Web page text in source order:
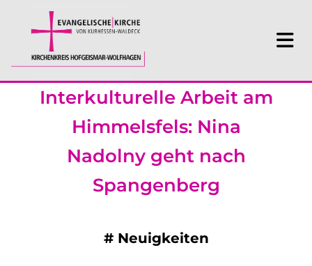
Interkulturelle Arbeit am
Himmelsfels: Nina
Nadolny geht nach
Spangenberg
# Neuigkeiten